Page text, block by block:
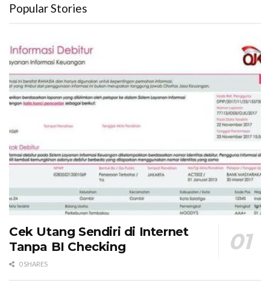
Popular Stories
Cek Utang Sendiri di Internet
Tanpa BI Checking
0 SHARES